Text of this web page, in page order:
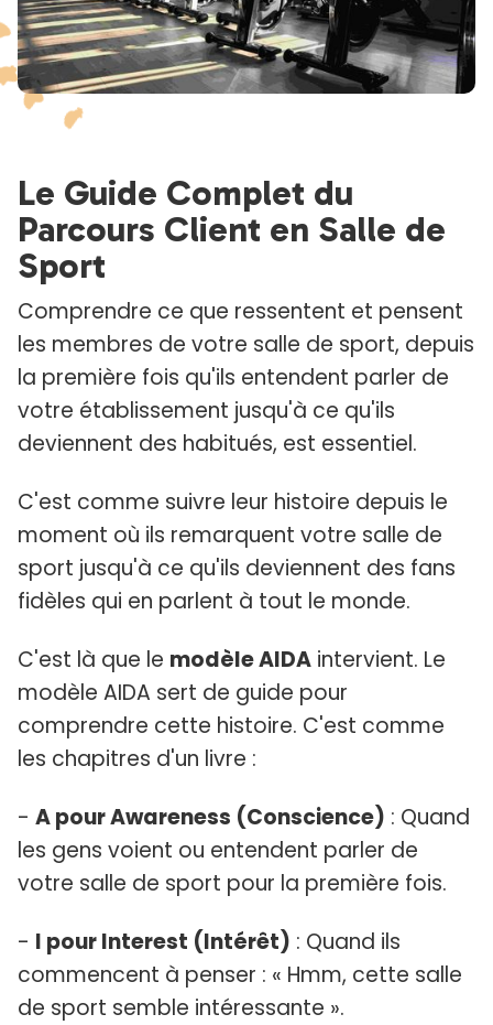
Le Guide Complet du
Parcours Client en Salle de
Sport
Comprendre ce que ressentent et pensent
les membres de votre salle de sport, depuis
la première fois qu'ils entendent parler de
votre établissement jusqu'à ce qu'ils
deviennent des habitués, est essentiel.
C'est comme suivre leur histoire depuis le
moment où ils remarquent votre salle de
sport jusqu'à ce qu'ils deviennent des fans
fidèles qui en parlent à tout le monde.
C'est là que le modèle AIDA intervient. Le
modèle AIDA sert de guide pour
comprendre cette histoire. C'est comme
les chapitres d'un livre :
- A pour Awareness (Conscience) : Quand
les gens voient ou entendent parler de
votre salle de sport pour la première fois.
- I pour Interest (Intérêt) : Quand ils
commencent à penser : « Hmm, cette salle
de sport semble intéressante ».